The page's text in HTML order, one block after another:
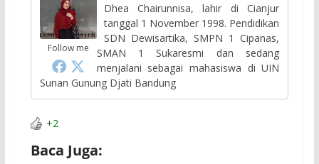
Follow me
Dhea Chairunnisa, lahir di Cianjur
tanggal 1 November 1998. Pendidikan
SDN Dewisartika, SMPN 1 Cipanas,
SMAN 1 Sukaresmi dan sedang
menjalani sebagai mahasiswa di UIN
Sunan Gunung Djati Bandung
+2
Baca Juga: